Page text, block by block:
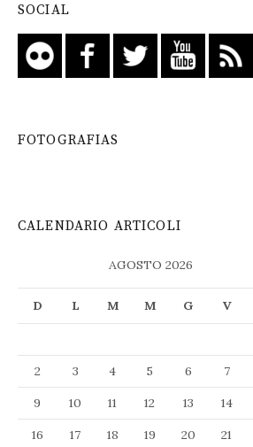
SOCIAL
FOTOGRAFIAS
CALENDARIO ARTICOLI
AGOSTO 2026
D L M M G V
2
3 4 5 6 7
9
10 11 12 13 14
16
17 18 19 20 21